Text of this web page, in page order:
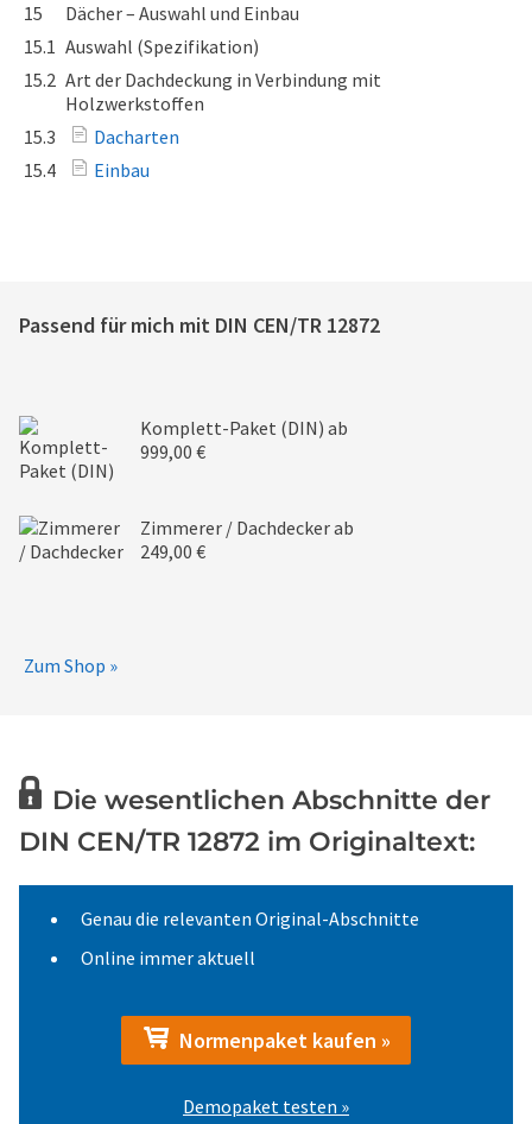
15
Dächer – Auswahl und Einbau
15.1 Auswahl (Spezifikation)
15.2 Art der Dachdeckung in Verbindung mit
Holzwerkstoffen
15.3
Dacharten
15.4
Einbau
Passend für mich mit DIN CEN/TR 12872
Komplett-Paket (DIN) ab
999,00 €
Zimmerer / Dachdeckerab
249,00 €
Zum Shop »
Die wesentlichen Abschnitte der
DIN CEN/TR 12872 im Originaltext:
Genau die relevanten Original-Abschnitte
Online immer aktuell
Normenpaket kaufen »
Demopaket testen »